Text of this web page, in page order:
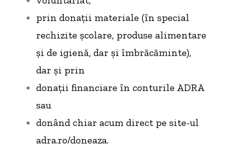
prin donații materiale (în special
rechizite școlare, produse alimentare
și de igienă, dar și îmbrăcăminte),
dar și prin
donații financiare în conturile ADRA
sau
donând chiar acum direct pe site-ul
adra.ro/doneaza.